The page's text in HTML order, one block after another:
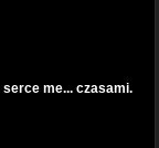
me... czasami.